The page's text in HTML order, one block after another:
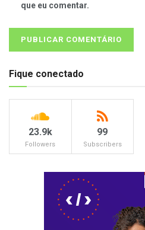
que eu comentar.
Fique conectado
23.9k
Followers
99
Subscribers